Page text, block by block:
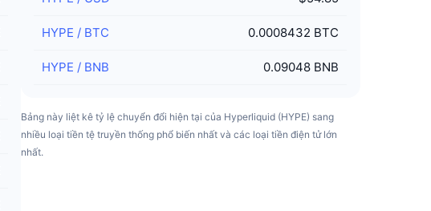
HYPE / BTC 0.0008432 BTC
HYPE / BNB 0.09048 BNB
Bảng này liệt kê tỷ lệ chuyển đổi hiện tại của Hyperliquid (HYPE) sang
nhiều loại tiền tệ truyền thống phổ biến nhất và các loại tiền điện tử lớn
nhất.